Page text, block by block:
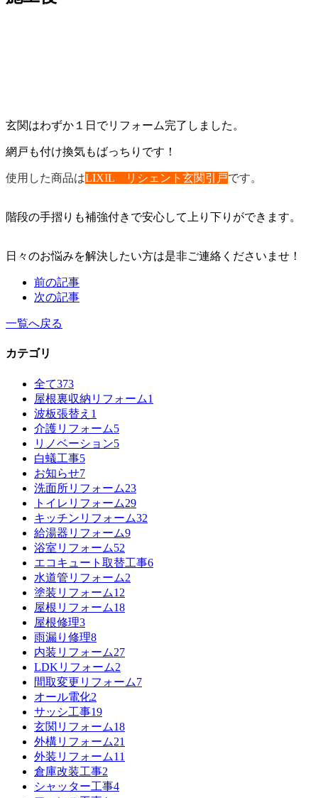
玄関はわずか１日でリフォーム完了しました。
網戸も付け換気もばっちりです！
使用した商品はLIXIL リシェント玄関引戸です。
階段の手摺りも補強付きで安心して上り下りができます。
日々のお悩みを解決したい方は是非ご連絡くださいませ！
前の記事
次の記事
一覧へ戻る
カテゴリ
全て373
屋根裏収納リフォーム1
波板張替え 1
介護リフォーム5
リノベーション5
白蟻工事5
お知らせ7
洗面所リフォーム23
トイレリフォーム29
キッチンリフォーム32
給湯器リフォーム9
浴室リフォーム52
エコキュート取替工事6
水道管リフォーム2
塗装リフォーム12
屋根リフォーム18
屋根修理3
雨漏り修理8
内装リフォーム27
LDKリフォーム2
間取変更リフォーム7
オール電化2
サッシ工事19
玄関リフォーム18
外構リフォーム21
外装リフォーム11
倉庫改装工事2
シャッター工事4